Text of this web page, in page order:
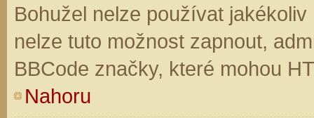
Bohužel nelze používat
nelze tuto možnost zapnout,
BBCode značky, které mohou
Nahoru